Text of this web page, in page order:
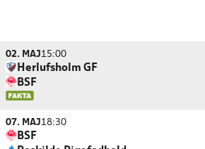
02. MAJ15:00
Herlufsholm GF
BSF
07. MAJ18:30
BSF